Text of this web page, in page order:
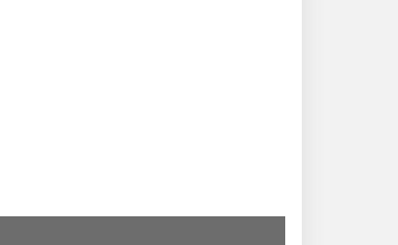
আয়োজনে জুলাই